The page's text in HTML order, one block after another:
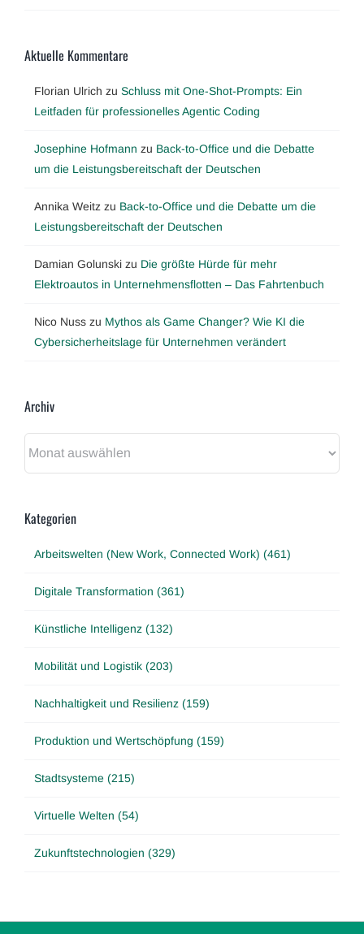
Aktuelle Kommentare
Florian Ulrich zu Schluss mit One-Shot-Prompts: Ein
Leitfaden für professionelles Agentic Coding
Josephine Hofmann zu Back-to-Office und die Debatte
um die Leistungsbereitschaft der Deutschen
Annika Weitz zu Back-to-Office und die Debatte um die
Leistungsbereitschaft der Deutschen
Damian Golunski zu Die größte Hürde für mehr
Elektroautos in Unternehmensflotten – Das Fahrtenbuch
Nico Nuss zu Mythos als Game Changer? Wie KI die
Cybersicherheitslage für Unternehmen verändert
Archiv
Kategorien
Arbeitswelten (New Work, Connected Work) (461)
Digitale Transformation (361)
Künstliche Intelligenz (132)
Mobilität und Logistik (203)
Nachhaltigkeit und Resilienz (159)
Produktion und Wertschöpfung (159)
Stadtsysteme (215)
Virtuelle Welten (54)
Zukunftstechnologien (329)